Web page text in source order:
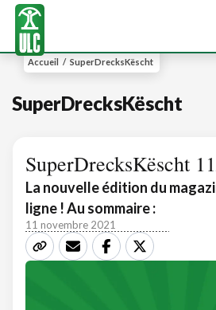
Accueil / SuperDrecksKëscht
SuperDrecksKëscht
SuperDrecksKëscht
La nouvelle édition du
ligne ! Au sommaire :
11 novembre 2021